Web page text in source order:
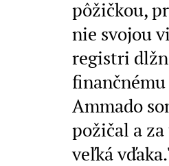
pôžičkou,
nie svojou
registri
Ammado
požičal a
veľká